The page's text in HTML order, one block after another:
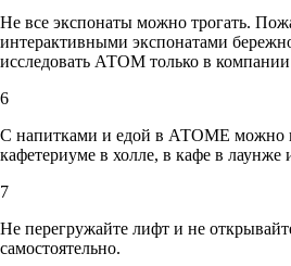
Не все экспонаты можно трогать.
интерактивными экспонатами
исследовать АТОМ только в
6
С напитками и едой в АТОМЕ можно
кафетериуме в холле, в кафе в
7
Не перегружайте лифт и не
самостоятельно.